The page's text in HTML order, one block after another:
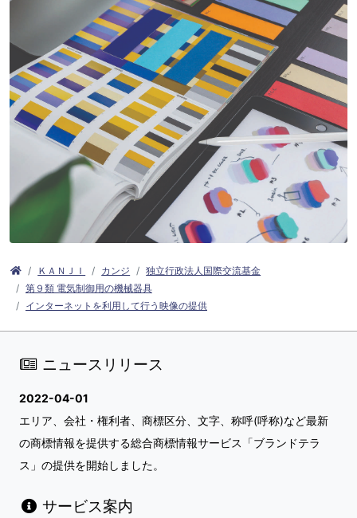
ＫＡＮＪＩ カンジ
独立行政法人国際交流基金
第９類 電気制御用の機械器具
インターネットを利用して行う映像の提供
ニュースリリース
2022-04-01
エリア、会社・権利者、商標区分、文字、称呼(呼称)など最新
の商標情報を提供する総合商標情報サービス「ブランドテラ
ス」の提供を開始しました。
サービス案内